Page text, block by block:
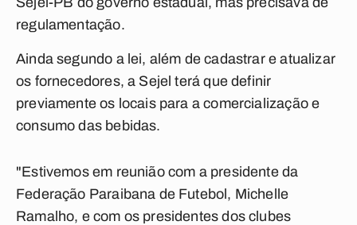
regulamentação.
Ainda segundo a lei, além de cadastrar e atualizar
os fornecedores, a Sejel terá que definir
previamente os locais para a comercialização e
consumo das bebidas.
"Estivemos em reunião com a presidente da
Federação Paraibana de Futebol, Michelle
Ramalho, e com os presidentes dos clubes